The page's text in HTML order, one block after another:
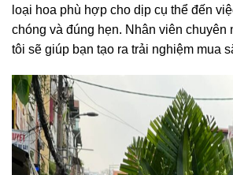
loại hoa phù hợp cho dịp cụ thể đến
chóng và đúng hẹn. Nhân viên chuyên
tôi sẽ giúp bạn tạo ra trải nghiệm mua